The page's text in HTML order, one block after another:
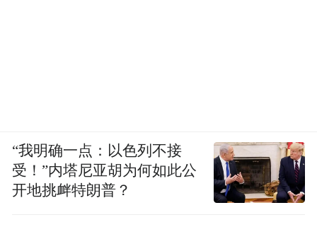
“我明确一点：以色列不接
受！”内塔尼亚胡为何如此公
开地挑衅特朗普？